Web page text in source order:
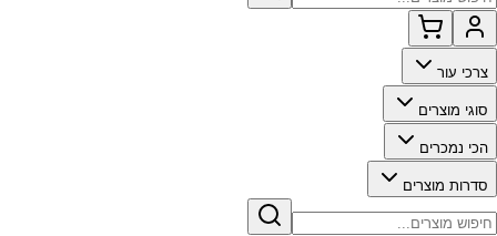
צרכי עור
סוגי מוצרים
הכי נמכרים
סדרות מוצרים